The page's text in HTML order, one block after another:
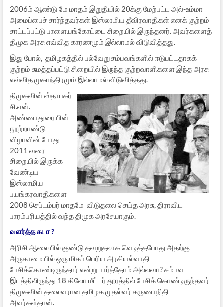
2006ம் ஆண்டு மே மாதம் இறுதியில் 20க்கு மேற்பட்ட அல்-உம்மா
அமைப்பைச் சார்ந்தவர்கள் இஸ்லாமிய தீவிரவாதிகள் எனக் குற்றம்
சாட்டப்பட்டு பாளையங்கோட்டை சிறையில் இருந்தனர். அவர்களைத்
திமுக அரசு எவ்வித காரணமும் இல்லாமல் விடுவித்தது.
இது போல், தமிழகத்தில் பல்வேறு சம்பவங்களில் ஈடுபட்டதாகக்
குற்றம் சுமத்தப்பட்டு சிறையில் இருந்த குற்றவாளிகளை இந்த அரசு
எவ்வித முகாந்திரமும் இல்லாமல் விடுவித்தது.
திமுகவின் ஸ்தாபகர்
சி.என்.
அண்ணாதுரையின்
நூற்றாண்டு
விழாவின் போது
2011 வரை
சிறையில் இருக்க
வேண்டிய
இஸ்லாமிய
பயங்கரவாதிகளை
2008 செப்டம்பர் மாதமே விடுதலை செய்த அரசு, திராவிட
பாரம்பரியத்தில் வந்த திமுக அரசேயாகும்.
வளர்த்த கடா ?
அரிசி ஆலையில் குண்டு தவறுதலாக வெடித்தபோது அதற்கு
அருகாமையில் ஒரு மிகப் பெரிய அரசியல்வாதி
பேசிக்கொண்டிருந்தார் என்று பார்த்தோம் அல்லவா? சம்பவ
இடத்திலிருந்து 18 கிலோ மீட்டர் தூரத்தில் பேசிக் கொண்டிருந்தவர்
திமுகவின் தலைவரான தமிழக முதல்வர் கருணாநிதி
அவர்கள்தான்.